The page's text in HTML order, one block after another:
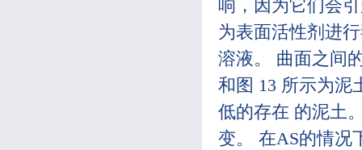
响，因为它们会
为表面活性剂进
溶液。 曲面之间
和图 13 所示为泥
低的存在 的泥土
变。 在AS的情况